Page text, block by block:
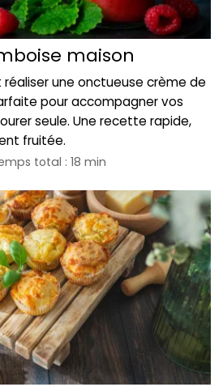
maison
une onctueuse crème de
pour accompagner vos
seule. Une recette rapide,
fruitée.
total : 18 min